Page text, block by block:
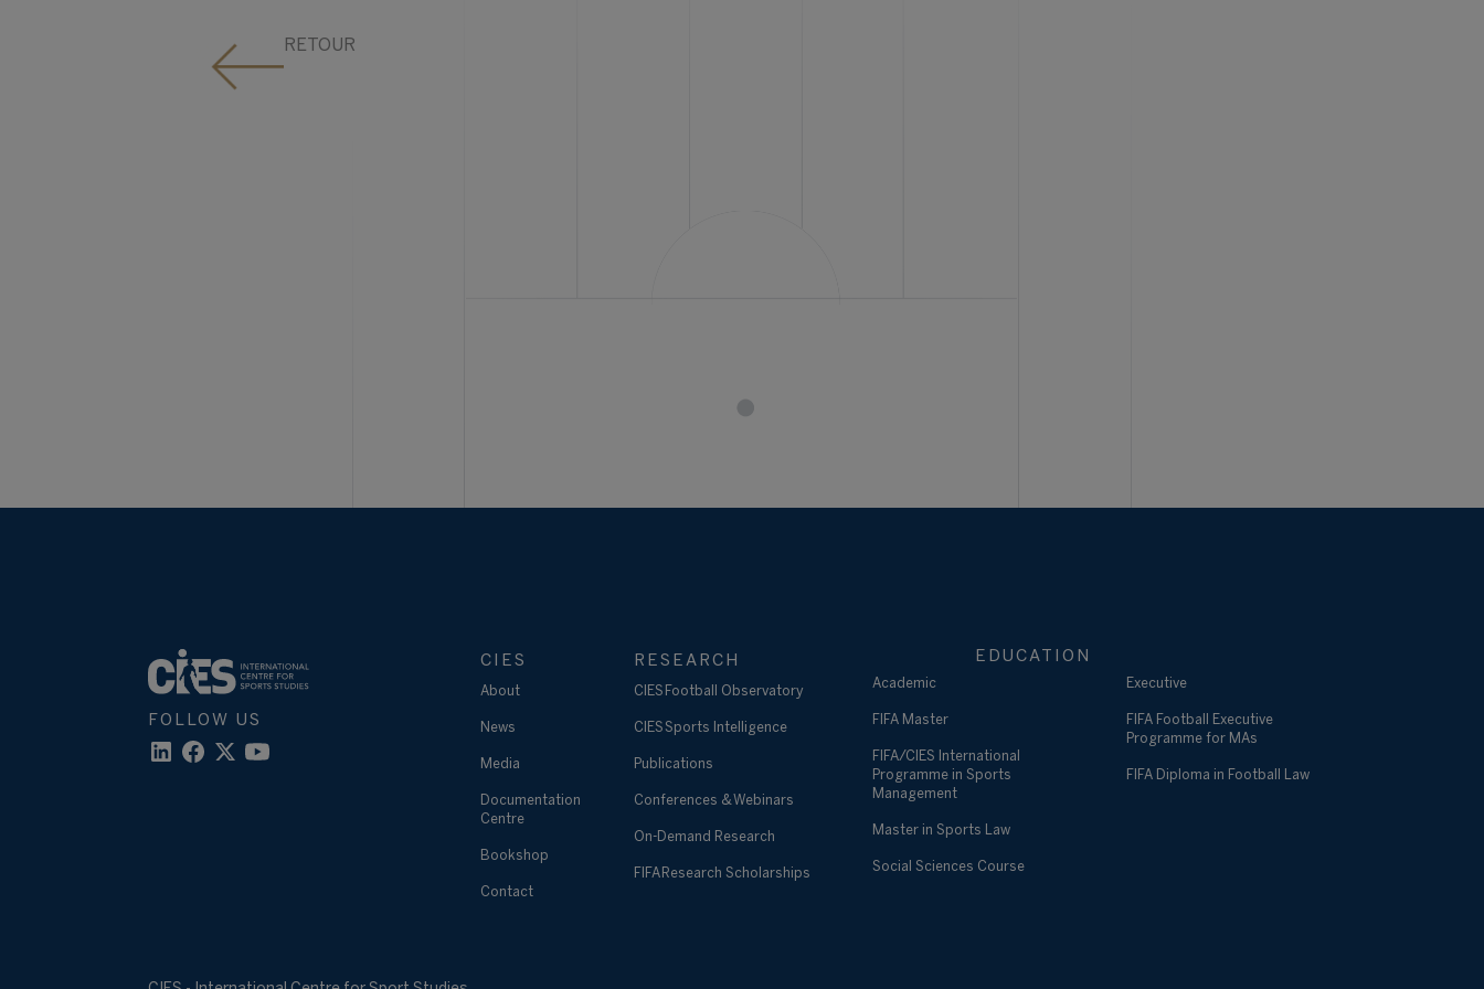
RETOUR
FOLLOW US
CIES
About
News
Media
Documentation
Centre
Bookshop
Contact
RESEARCH
CIES Football Observatory
CIES Sports Intelligence
Publications
Conferences & Webinars
On-Demand Research
FIFA Research Scholarships
EDUCATION
Academic
FIFA Master
FIFA/CIES International
Programme in Sports
Management
Master in Sports Law
Social Sciences Course
Executive
FIFA Football Executive
Programme for MAs
FIFA Diploma in Football Law